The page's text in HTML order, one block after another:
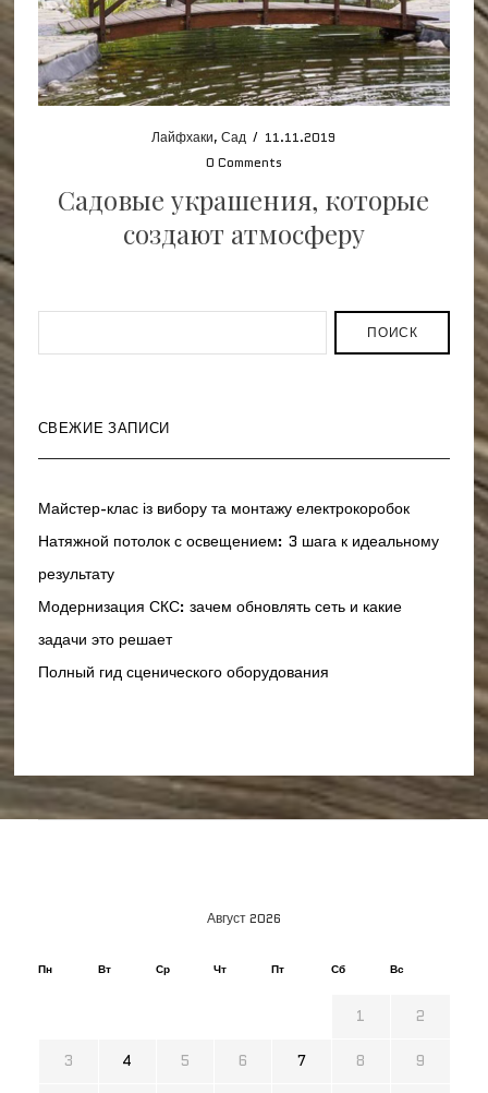
Лайфхаки,Сад / 11.11.2019
0 Comments
Садовые украшения, которые
создают атмосферу
ПОИСК
СВЕЖИЕ ЗАПИСИ
Майстер-клас із вибору та монтажу електрокоробок
Натяжной потолок с освещением: 3 шага к идеальному
результату
Модернизация СКС: зачем обновлять сеть и какие
задачи это решает
Полный гид сценического оборудования
Август 2026
Пн Вт Ср Чт Пт Сб Вс
1 2
3 4 5 6 7 8 9